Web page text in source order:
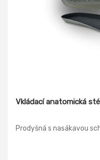
Vkládací anatomická
Prodyšná s nasákavou